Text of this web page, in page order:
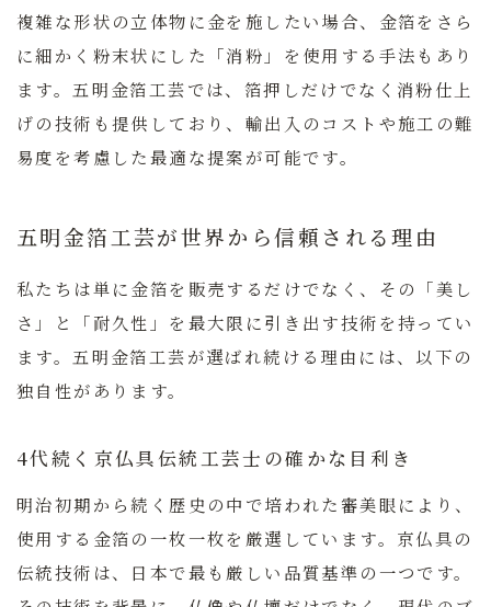
複雑な形状の立体物に金を施したい場合、金箔をさら
に細かく粉末状にした「消粉」を使用する手法もあり
ます。五明金箔工芸では、箔押しだけでなく消粉仕上
げの技術も提供しており、輸出入のコストや施工の難
易度を考慮した最適な提案が可能です。
五明金箔工芸が世界から信頼される理由
私たちは単に金箔を販売するだけでなく、その「美し
さ」と「耐久性」を最大限に引き出す技術を持ってい
ます。五明金箔工芸が選ばれ続ける理由には、以下の
独自性があります。
4代続く京仏具伝統工芸士の確かな目利き
明治初期から続く歴史の中で培われた審美眼により、
使用する金箔の一枚一枚を厳選しています。京仏具の
伝統技術は、日本で最も厳しい品質基準の一つです。